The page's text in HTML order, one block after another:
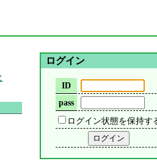
ログイン
ID
pass
ログイン状態を保持す